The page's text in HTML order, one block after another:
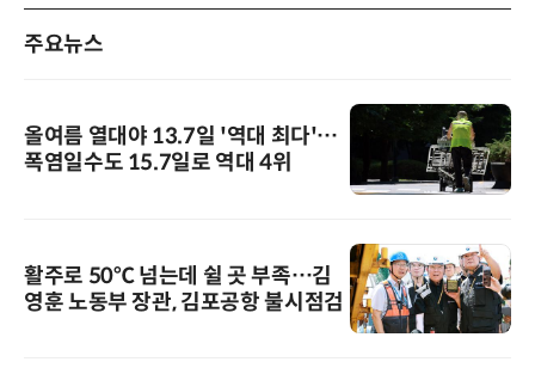
주요뉴스
올여름 열대야 13.7일 '역대 최다'…
폭염일수도 15.7일로 역대 4위
활주로 50℃ 넘는데 쉴 곳 부족…김
영훈 노동부 장관, 김포공항 불시점검